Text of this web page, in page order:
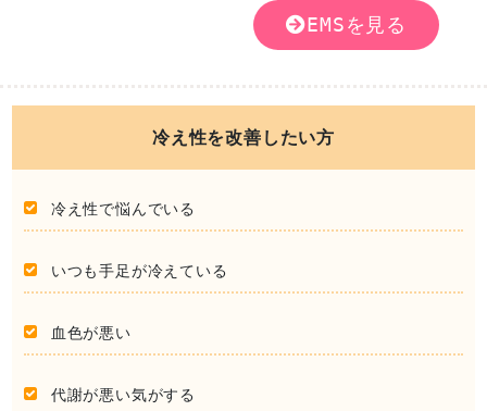
EMSを見る
冷え性を改善したい方
冷え性で悩んでいる
いつも手足が冷えている
血色が悪い
代謝が悪い気がする